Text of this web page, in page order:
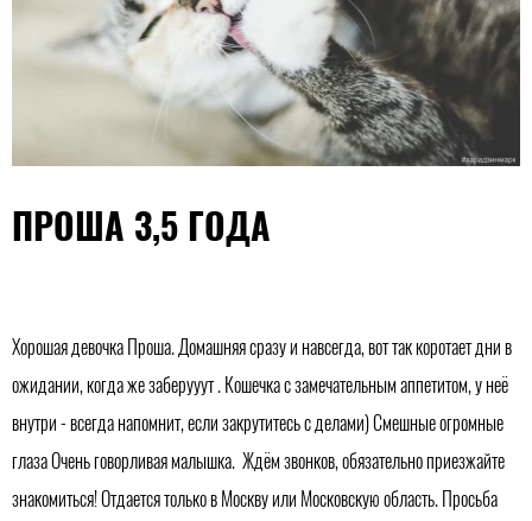
ПРОША 3,5 ГОДА
Хорошая девочка Проша. Домашняя сразу и навсегда, вот так коротает дни в
ожидании, когда же заберууут . Кошечка с замечательным аппетитом, у неё
внутри - всегда напомнит, если закрутитесь с делами) Смешные огромные
глаза Очень говорливая малышка. Ждём звонков, обязательно приезжайте
знакомиться! Отдается только в Москву или Московскую область. Просьба